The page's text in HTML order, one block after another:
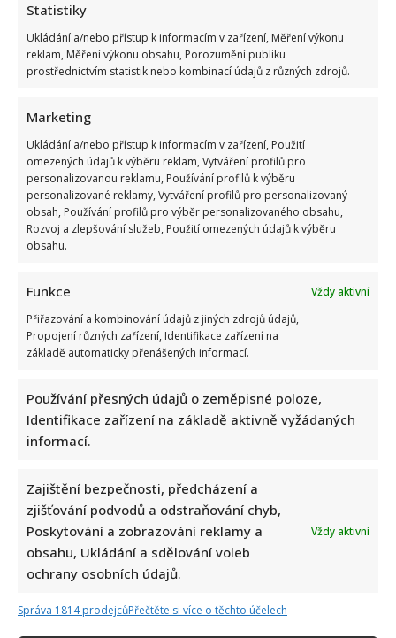
Statistiky
Ukládání a/nebo přístup k informacím v zařízení, Měření výkonu
reklam, Měření výkonu obsahu, Porozumění publiku
prostřednictvím statistik nebo kombinací údajů z různých zdrojů.
Marketing
Ukládání a/nebo přístup k informacím v zařízení, Použití
omezených údajů k výběru reklam, Vytváření profilů pro
personalizovanou reklamu, Používání profilů k výběru
personalizované reklamy, Vytváření profilů pro personalizovaný
obsah, Používání profilů pro výběr personalizovaného obsahu,
Rozvoj a zlepšování služeb, Použití omezených údajů k výběru
obsahu.
Funkce
Vždy aktivní
Přiřazování a kombinování údajů z jiných zdrojů údajů,
Propojení různých zařízení, Identifikace zařízení na
základě automaticky přenášených informací.
Používání přesných údajů o zeměpisné poloze,
Identifikace zařízení na základě aktivně vyžádaných
informací.
Zajištění bezpečnosti, předcházení a
zjišťování podvodů a odstraňování chyb,
Poskytování a zobrazování reklamy a
obsahu, Ukládání a sdělování voleb
ochrany osobních údajů.
Vždy aktivní
Správa 1814 prodejcůPřečtěte si více o těchto účelech
8. 8. 2026
Celebrity
mladíci ubili kvůli banálnímu sporu
7. 8. 2026
Celebrity
Stačila jedna fotka z dovolené, aby se na Babiše